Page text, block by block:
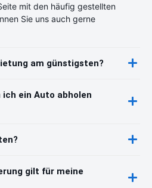
mit den häufig gestellten
Sie uns auch gerne
am günstigsten?
ich ein Auto abholen
gilt für meine